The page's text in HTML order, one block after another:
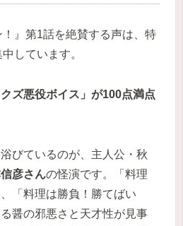
』第1話を絶賛する声は、特
しています。
ズ悪役ボイス」が100点満点
びているのが、主人公・秋
彦さんの怪演です。「料理
「料理は勝負！勝てばい
醤の邪悪さと天才性が見事